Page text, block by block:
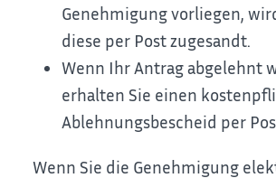
Genehmigung vorliegen,
diese per Post zugesandt.
Wenn Ihr Antrag abgelehnt
erhalten Sie einen
Ablehnungsbescheid per
Wenn Sie die Genehmigung